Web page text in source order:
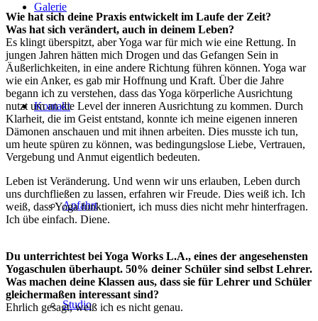
Galerie
Kontakt
Anfahrt
Studio
Wie hat sich deine Praxis entwickelt im Laufe der Zeit?
Was hat sich verändert, auch in deinem Leben?
Es klingt überspitzt, aber Yoga war für mich wie eine Rettung. In
jungen Jahren hätten mich Drogen und das Gefangen Sein in
Äußerlichkeiten, in eine andere Richtung führen können. Yoga war
wie ein Anker, es gab mir Hoffnung und Kraft. Über die Jahre
begann ich zu verstehen, dass das Yoga körperliche Ausrichtung
nutzt um an die Level der inneren Ausrichtung zu kommen. Durch
Klarheit, die im Geist entstand, konnte ich meine eigenen inneren
Dämonen anschauen und mit ihnen arbeiten. Dies musste ich tun,
um heute spüren zu können, was bedingungslose Liebe, Vertrauen,
Vergebung und Anmut eigentlich bedeuten.
Leben ist Veränderung. Und wenn wir uns erlauben, Leben durch
uns durchfließen zu lassen, erfahren wir Freude. Dies weiß ich. Ich
weiß, dass Yoga funktioniert, ich muss dies nicht mehr hinterfragen.
Ich übe einfach. Diene.
Du unterrichtest bei Yoga Works L.A., eines der angesehensten
Yogaschulen überhaupt. 50% deiner Schüler sind selbst Lehrer.
Was machen deine Klassen aus, dass sie für Lehrer und Schüler
gleichermaßen interessant sind?
Ehrlich gesagt, weiß ich es nicht genau.